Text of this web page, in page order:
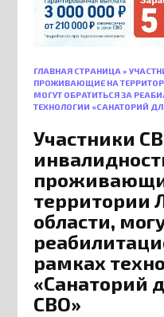
ГЛАВНАЯ СТРАНИЦА »
ПРОЖИВАЮЩИЕ НА
МОГУТ ОБРАТИТЬСЯ ЗА
ТЕХНОЛОГИИ «САНАТОРИЙ
Участники
территории
области,
рамках
«Санаторий
СВО»